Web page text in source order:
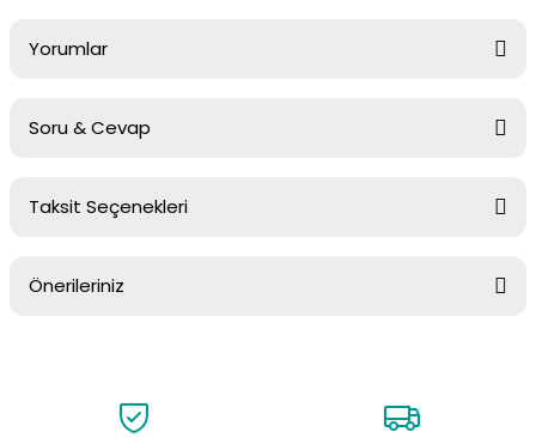
Yorumlar
Soru & Cevap
Ürün hakkında henüz soru sorulmamış.
Taksit Seçenekleri
Önerileriniz
Görüş ve önerileriniz için teşekkür ederiz.